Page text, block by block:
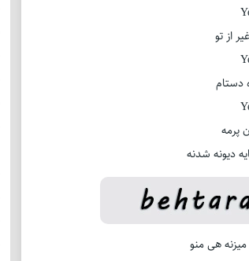
از تو
دستام
پرمه
دیونه شدنه
هی منو